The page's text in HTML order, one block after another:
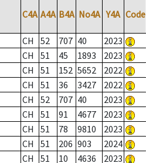
C4A A4A B4A No4A Y4A Code
CH 52 707 40 2023
CH 51 45 1893 2023
CH 51 152 5652 2022
CH 51 36 3427 2022
CH 52 707 40 2023
CH 51 91 4677 2023
CH 51 78 9810 2023
CH 51 206 903 2024
CH 51 10 4636 2023